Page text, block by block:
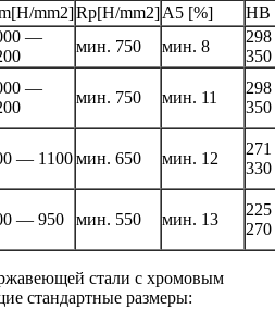
mm2]Rp[H/mm2]A5 [%]
HB
—
мин. 750 мин. 8
350
—
мин. 750 мин. 11
350
— 1100мин. 650 мин. 12
330
— 950 мин. 550 мин. 13
270
стали с хромовым
стандартные размеры: